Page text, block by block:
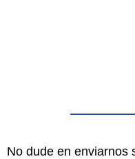
No dude en enviarnos